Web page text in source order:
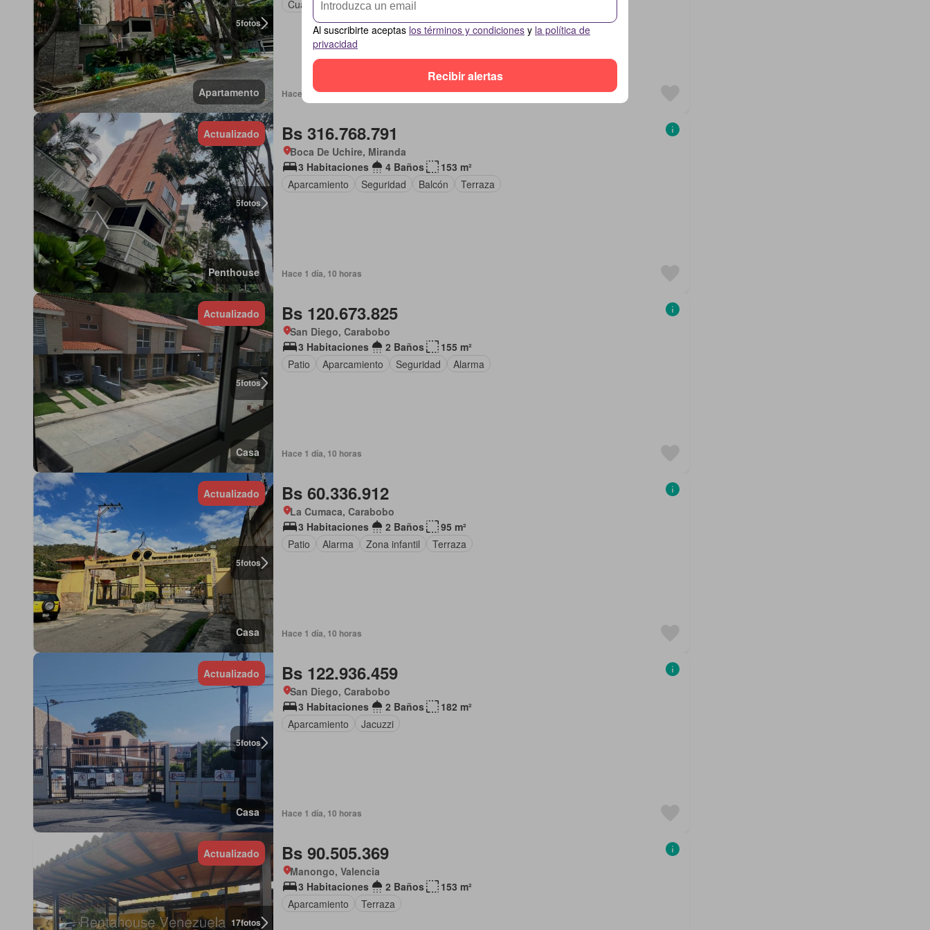
5fotos
Apartamento
Cuarto de servicio
Seguridad
Hace 1 día, 10 horas
5fotos
Actualizado
Penthouse
Bs 316.768.791
Boca De Uchire, Miranda
3 Habitaciones
4 Baños
153 m²
Aparcamiento
Seguridad Balcón Terraza
Hace 1 día, 10 horas
5fotos
Actualizado
Casa
Bs 120.673.825
San Diego, Carabobo
3 Habitaciones
2 Baños
155 m²
Patio
Aparcamiento Seguridad Alarma
Hace 1 día, 10 horas
5fotos
Actualizado
Casa
Bs 60.336.912
La Cumaca, Carabobo
3 Habitaciones
2 Baños
95 m²
Patio
Alarma Zona infantil Terraza
Hace 1 día, 10 horas
5fotos
Actualizado
Casa
Bs 122.936.459
San Diego, Carabobo
3 Habitaciones
2 Baños
182 m²
Aparcamiento
Jacuzzi
Hace 1 día, 10 horas
17fotos
Actualizado Bs 90.505.369
Manongo, Valencia
3 Habitaciones
2 Baños
153 m²
Aparcamiento
Terraza
Al suscribirte aceptas los términos y condiciones y la política de
privacidad
Recibir alertas